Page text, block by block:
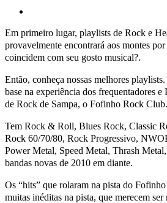
Em primeiro lugar, playlists de Rock e
provavelmente encontrará aos montes
coincidem com seu gosto musical?.
Então, conheça nossas melhores
base na experiência dos frequentadores e
de Rock de Sampa, o Fofinho Rock Club.
Tem Rock & Roll, Blues Rock, Classic
Rock 60/70/80, Rock Progressivo,
Power Metal, Speed Metal, Thrash
bandas novas de 2010 em diante.
Os “hits” que rolaram na pista do
muitas inéditas na pista, que merecem ser